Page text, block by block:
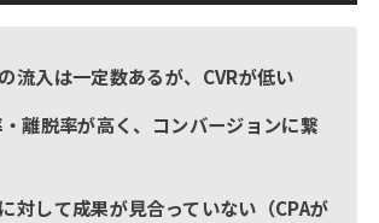
流入は一定数あるが、CVRが低い
離脱率が高く、コンバージョンに繋
対して成果が見合っていない（CPAが